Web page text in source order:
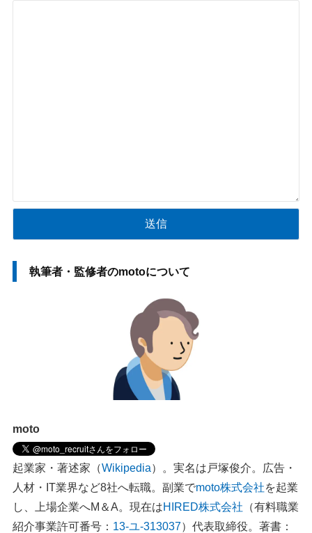
執筆者・監修者のmotoについて
moto
起業家・著述家（Wikipedia）。実名は戸塚俊介。広告・
人材・IT業界など8社へ転職。副業でmoto株式会社を起業
し、上場企業へM＆A。現在はHIRED株式会社 （有料職業
紹介事業許可番号： 13-ユ-313037）代表取締役。著書：